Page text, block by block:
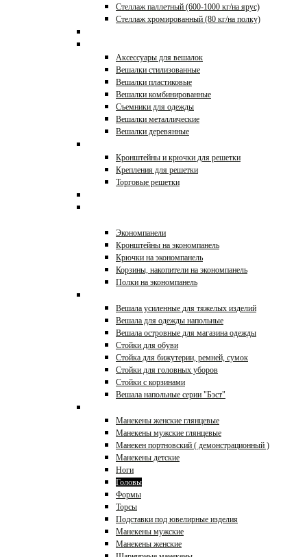
Стеллаж паллетный (600-1000 кг/на ярус)
Стеллаж хромированный (80 кг/на полку)
Аксессуары для вешалок
Вешалки стилизованные
Вешалки пластиковые
Вешалки комбинированные
Съемники для одежды
Вешалки металлические
Вешалки деревянные
Кронштейны и крючки для решетки
Крепления для решетки
Торговые решетки
Экономпанели
Кронштейны на экономпанель
Крючки на экономпанель
Корзины, накопители на экономпанель
Полки на экономпанель
Вешала усиленные для тяжелых изделий
Вешала для одежды напольные
Вешала островные для магазина одежды
Стойки для обуви
Стойка для бижутерии, ремней, сумок
Стойки для головных уборов
Стойки с корзинами
Вешала напольные серии "Бэст"
Манекены женские глянцевые
Манекены мужские глянцевые
Манекен портновский ( демонстрационный )
Манекены детские
Ноги
Головы
Формы
Торсы
Подставки под ювелирные изделия
Манекены мужские
Манекены женские